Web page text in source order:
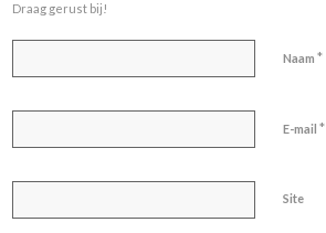
Draag gerust bij!
Naam*
E-mail*
Site